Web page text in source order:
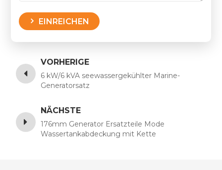
EINREICHEN
VORHERIGE
6 kW/6 kVA seewassergekühlter Marine-
Generatorsatz
NÄCHSTE
176mm Generator Ersatzteile Mode
Wassertankabdeckung mit Kette